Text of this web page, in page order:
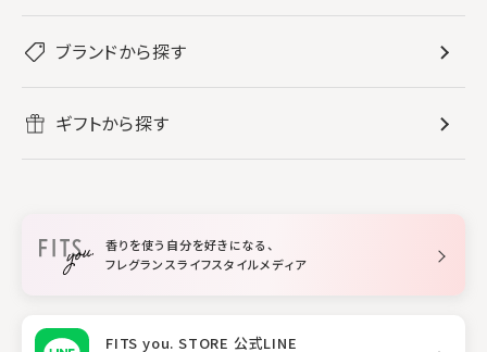
レディース香水
メンズ香水
ボディミスト・スプレー
すべてのバス・ボディケア
ボディ・ハンドクリーム
入浴剤
ホームフレグランス
すべてのホームフレグランス
ルームフレグランス
スタイリング
リフレッシュしたい
ブランドから探す
ギフトから探す
香りを使う自分を好きになる、
フレグランスライフスタイルメディア
FITS you. STORE 公式LINE